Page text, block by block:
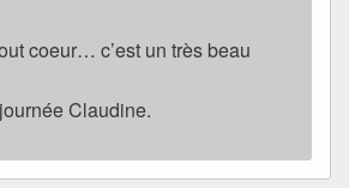
coeur… c’est un très beau
Claudine.